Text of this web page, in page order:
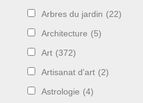
Arbres du jardin (22)
Architecture (5)
Art (372)
Artisanat d'art (2)
Astrologie (4)